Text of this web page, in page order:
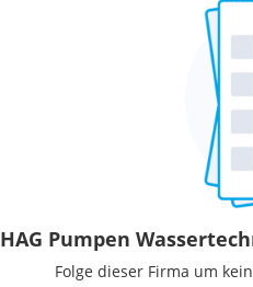
HAG Pumpen
Folge dieser Firma um